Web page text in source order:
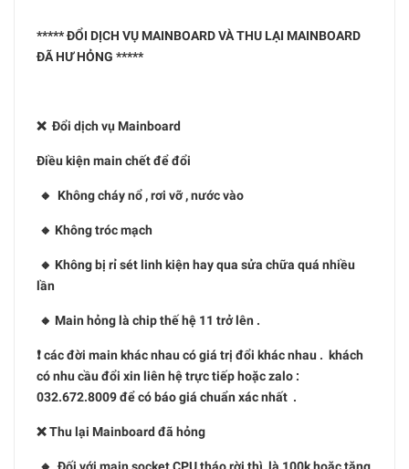
***** ĐỔI DỊCH VỤ MAINBOARD VÀ THU LẠI MAINBOARD
ĐÃ HƯ HỎNG *****
❌ Đổi dịch vụ Mainboard
Điều kiện main chết để đổi
🔸 Không cháy nổ , rơi vỡ , nước vào
🔸 Không tróc mạch
🔸 Không bị rỉ sét linh kiện hay qua sửa chữa quá nhiều
lần
🔸 Main hỏng là chip thế hệ 11 trở lên .
❗️ các đời main khác nhau có giá trị đổi khác nhau . khách
có nhu cầu đổi xin liên hệ trực tiếp hoặc zalo :
032.672.8009 để có báo giá chuẩn xác nhất .
❌ Thu lại Mainboard đã hỏng